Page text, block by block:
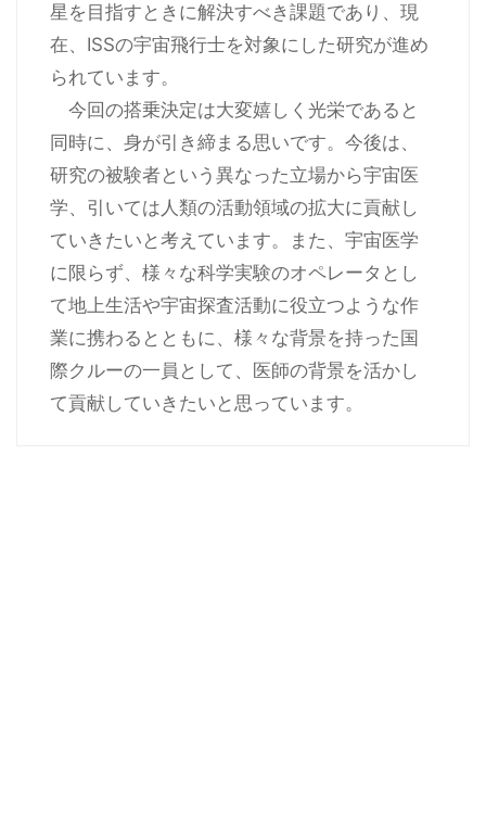
星を目指すときに解決すべき課題であり、現
在、ISSの宇宙飛行士を対象にした研究が進め
られています。
今回の搭乗決定は大変嬉しく光栄であると
同時に、身が引き締まる思いです。今後は、
研究の被験者という異なった立場から宇宙医
学、引いては人類の活動領域の拡大に貢献し
ていきたいと考えています。また、宇宙医学
に限らず、様々な科学実験のオペレータとし
て地上生活や宇宙探査活動に役立つような作
業に携わるとともに、様々な背景を持った国
際クルーの一員として、医師の背景を活かし
て貢献していきたいと思っています。